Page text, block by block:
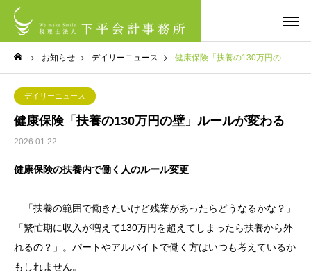
お知らせ デイリーニュース 健康保険「扶養の130万円の壁」ルールが変わる
デイリーニュース
健康保険「扶養の130万円の壁」ルールが変わる
2026.01.22
健康保険の扶養内で働く人のルール変更
「扶養の範囲で働きたいけど残業があったらどうなるかな？」
「繁忙期に収入が増えて130万円を超えてしまったら扶養から外
れるの？」。パートやアルバイトで働く方はいつも考えているか
もしれません。